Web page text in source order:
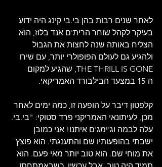
לאחר שנים רבות בהן בי.בי קינג היה ידוע
בעיקר לקהל שוחר הרית'ם אנד בלוז, הוא
הצליח באותה שנה לחצות את הגבול
ולהגיע גם לעולם הפופולרי יותר, עם שירו
THE THRILL IS GONE, שהגיע למקום
ה-15 במצעד הבילבורד האמריקאי.
קלפטון דיבר על הופעה זו, כמה ימים לאחר
מכן, לעיתונאי האמריקני פרד סטוקי: "בי.בי.
עלה לבמה וג'ימג'ם איתנו! אני כמובן
ישבתי בהופעותיו שם והתענגתי. הוא פוצץ
את מוחי שם. הוא טוב יותר מאי פעם. הוא